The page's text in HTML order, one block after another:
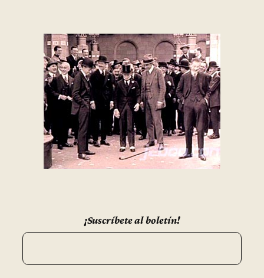
¡Suscríbete al boletín!